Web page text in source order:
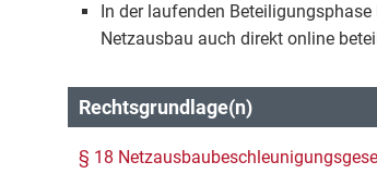
In der laufenden
Netzausbau auch direkt online
Rechtsgrundlage(n)
§ 18